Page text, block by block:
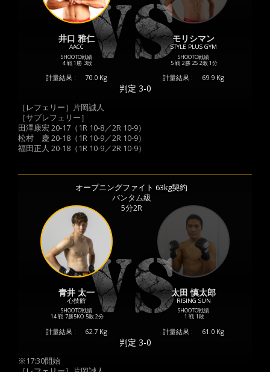
井口 雅仁
AACC
SHOOTO戦績
4 戦 1勝 3敗
計量結果 : 70.0 Kg
モリシマン
STYLE PLUS GYM
SHOOTO戦績
5 戦 2勝 2S 2敗 1分
計量結果 : 69.9 Kg
判定 3-0
［レフェリー］片岡誠人
［サブレフェリー］
田澤康宏 20-17（1R 10-8／2R 10-9）
松村 慶 20-18（1R 10-9／2R 10-9）
福田正人 20-18（1R 10-9／2R 10-9）
オープニングファイト 63kg契約
バンタム級
5分2R
青井 太一
心技館
SHOOTO戦績
14 戦 7勝5KO 5敗 2分
計量結果 : 62.7 Kg
太田 慎太郎
RISING SUN
SHOOTO戦績
1 戦 1敗
計量結果 : 61.0 Kg
判定 3-0
※17:30開始